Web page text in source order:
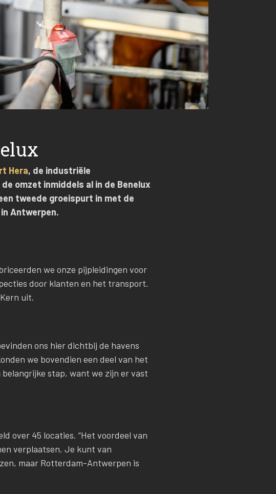
Hera, de industriële
omzet inmiddels al in de Benelux
tweede groeispurt in met de
Antwerpen.
we onze pijpleidingen voor
door klanten en het transport.
uit.
ons hier dichtbij de havens
we bovendien een deel van het
belangrijke stap, want we zijn er vast
over 45 locaties. “Het voordeel van
verplaatsen. Je kunt van
maar Rotterdam-Antwerpen is